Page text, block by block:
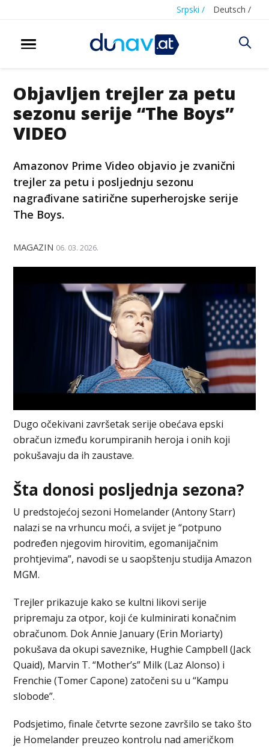
Srpski / Deutsch /
Objavljen trejler za petu
sezonu serije “The Boys”
VIDEO
Amazonov Prime Video objavio je zvanični
trejler za petu i posljednju sezonu
nagrađivane satirične superherojske serije
The Boys.
MAGAZIN 06. 03. 2026.
Dugo očekivani završetak serije obećava epski
obračun između korumpiranih heroja i onih koji
pokušavaju da ih zaustave.
Šta donosi posljednja sezona?
U predstojećoj sezoni Homelander (Antony Starr)
nalazi se na vrhuncu moći, a svijet je “potpuno
podređen njegovim hirovitim, egomanijačnim
prohtjevima”, navodi se u saopštenju studija Amazon
MGM.
Trejler prikazuje kako se kultni likovi serije
pripremaju za otpor, koji će kulminirati konačnim
obračunom. Dok Annie January (Erin Moriarty)
pokušava da okupi saveznike, Hughie Campbell (Jack
Quaid), Marvin T. “Mother’s” Milk (Laz Alonso) i
Frenchie (Tomer Capone) zatočeni su u “Kampu
slobode”.
Podsjetimo, finale četvrte sezone završilo se tako što
je Homelander preuzeo kontrolu nad američkom